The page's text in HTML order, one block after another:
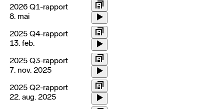
2026 Q1-rapport
8. mai
2025 Q4-rapport
13. feb.
2025 Q3-rapport
7. nov. 2025
2025 Q2-rapport
22. aug. 2025